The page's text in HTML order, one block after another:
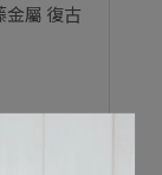
金屬 復古